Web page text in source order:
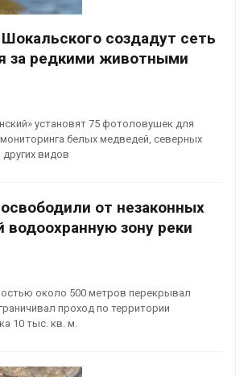
создадут сеть
за редкими животными
установят 75 фотоловушек для
белых медведей, северных
видов
от незаконных
водоохранную зону реки
около 500 метров перекрывал
проход по территории
10 тыс. кв. м.